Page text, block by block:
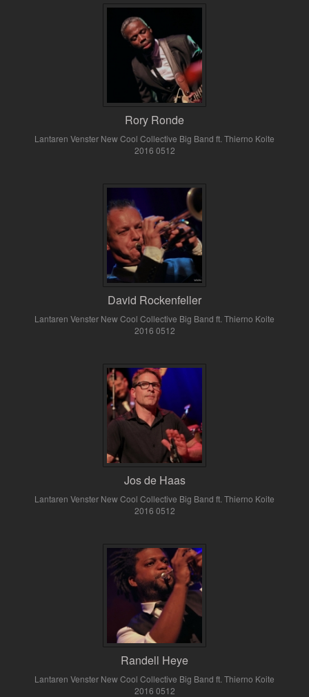
Rory Ronde
Lantaren Venster New Cool Collective Big Band ft. Thierno Koite
2016 0512
David Rockenfeller
Lantaren Venster New Cool Collective Big Band ft. Thierno Koite
2016 0512
Jos de Haas
Lantaren Venster New Cool Collective Big Band ft. Thierno Koite
2016 0512
Randell Heye
Lantaren Venster New Cool Collective Big Band ft. Thierno Koite
2016 0512